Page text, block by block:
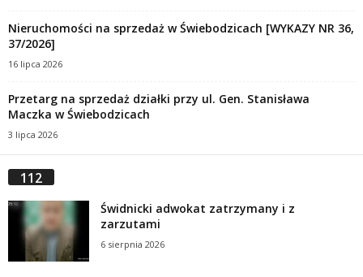
Nieruchomości na sprzedaż w Świebodzicach [WYKAZY NR 36,
37/2026]
16 lipca 2026
Przetarg na sprzedaż działki przy ul. Gen. Stanisława
Maczka w Świebodzicach
3 lipca 2026
112
Świdnicki adwokat zatrzymany i z
zarzutami
6 sierpnia 2026